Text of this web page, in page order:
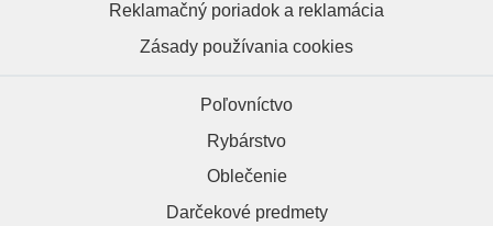
Reklamačný poriadok a reklamácia
Zásady používania cookies
Poľovníctvo
Rybárstvo
Oblečenie
Darčekové predmety